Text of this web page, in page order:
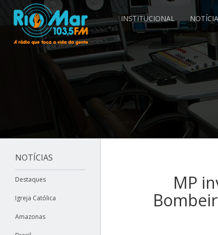
INSTITUCIONAL
NOTÍCIAS
Destaques
Igreja Católica
Amazonas
MP